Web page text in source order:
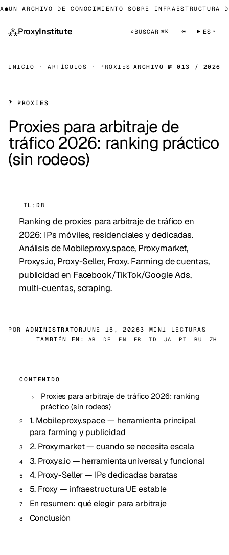
ARCHIVO DE CONOCIMIENTO SOBRE INFRAESTRUCTURA
⁂ProxyInstitute ⌕ BUSCAR ⌘K ☀ ES
INICIO · ARTÍCULOS · PROXIES ARCHIVO № 013 / 2026
⁋ PROXIES
Proxies para arbitraje de
tráfico 2026: ranking práctico
(sin rodeos)
TL;DR
Ranking de proxies para arbitraje de tráfico en
2026: IPs móviles, residenciales y dedicadas.
Análisis de Mobileproxy.space, Proxymarket,
Proxys.io, Proxy-Seller, Froxy. Farming de cuentas,
publicidad en Facebook/TikTok/Google Ads,
multi-cuentas, scraping.
POR ADMINISTRATORJUNE 15, 20263 MIN1 LECTURAS
TAMBIÉN EN:
AR DE EN FR ID JA PT RU ZH
CONTENIDO
Proxies para arbitraje de tráfico 2026: ranking
práctico (sin rodeos)
1. Mobileproxy.space — herramienta principal
para farming y publicidad
2. Proxymarket — cuando se necesita escala
3. Proxys.io — herramienta universal y funcional
4. Proxy-Seller — IPs dedicadas baratas
5. Froxy — infraestructura UE estable
En resumen: qué elegir para arbitraje
Conclusión